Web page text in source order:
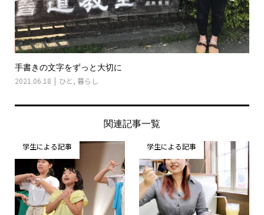
手書きの文字をずっと大切に
2021.06.18 ひと , 暮らし
関連記事一覧
学生による記事 学生による記事